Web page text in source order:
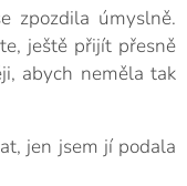
zpozdila úmyslně.
ještě přijít přesně
abych neměla tak
jen jsem jí podala